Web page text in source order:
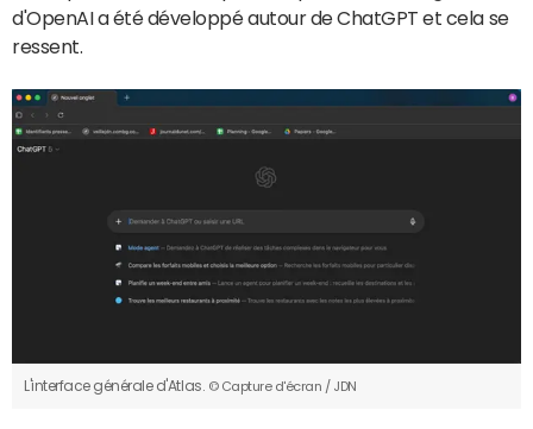
d'OpenAI a été développé autour de ChatGPT et cela se
ressent.
L'interface générale d'Atlas. © Capture d'écran / JDN